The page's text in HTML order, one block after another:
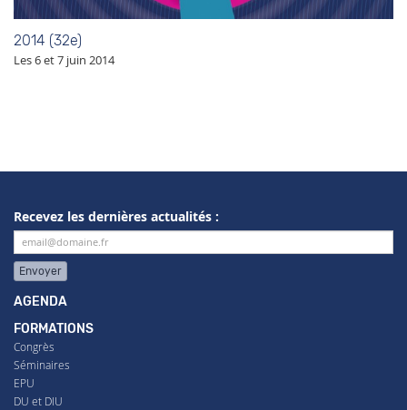
2014 (32e)
Les 6 et 7 juin 2014
Recevez les dernières actualités :
Envoyer
AGENDA
FORMATIONS
Congrès
Séminaires
EPU
DU et DIU